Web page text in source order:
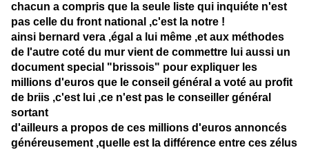
chacun a compris que la seule liste qui inquiéte n'est
pas celle du front national ,c'est la notre !
ainsi bernard vera ,égal a lui même ,et aux méthodes
de l'autre coté du mur vient de commettre lui aussi un
document special "brissois" pour expliquer les
millions d'euros que le conseil général a voté au profit
de briis ,c'est lui ,ce n'est pas le conseiller général
sortant
d'ailleurs a propos de ces millions d'euros annoncés
généreusement ,quelle est la différence entre ces zélus